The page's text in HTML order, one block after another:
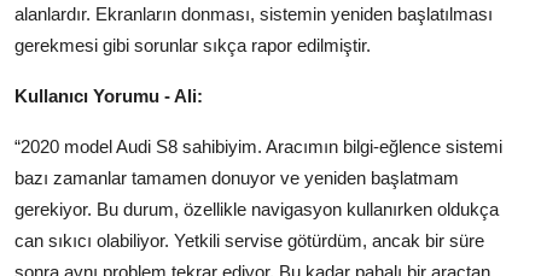
alanlardır. Ekranların donması, sistemin yeniden başlatılması
gerekmesi gibi sorunlar sıkça rapor edilmiştir.
Kullanıcı Yorumu - Ali:
“2020 model Audi S8 sahibiyim. Aracımın bilgi-eğlence sistemi
bazı zamanlar tamamen donuyor ve yeniden başlatmam
gerekiyor. Bu durum, özellikle navigasyon kullanırken oldukça
can sıkıcı olabiliyor. Yetkili servise götürdüm, ancak bir süre
sonra aynı problem tekrar ediyor. Bu kadar pahalı bir araçtan